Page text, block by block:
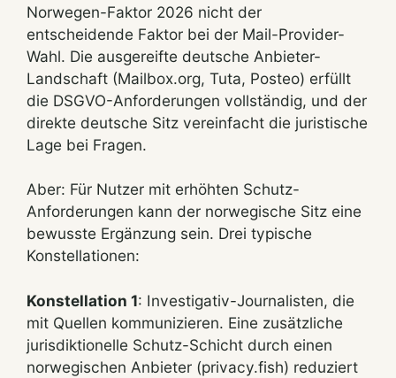
Norwegen-Faktor 2026 nicht der
entscheidende Faktor bei der Mail-Provider-
Wahl. Die ausgereifte deutsche Anbieter-
Landschaft (Mailbox.org, Tuta, Posteo) erfüllt
die DSGVO-Anforderungen vollständig, und der
direkte deutsche Sitz vereinfacht die juristische
Lage bei Fragen.
Aber: Für Nutzer mit erhöhten Schutz-
Anforderungen kann der norwegische Sitz eine
bewusste Ergänzung sein. Drei typische
Konstellationen:
Konstellation 1: Investigativ-Journalisten, die
mit Quellen kommunizieren. Eine zusätzliche
jurisdiktionelle Schutz-Schicht durch einen
norwegischen Anbieter (privacy.fish) reduziert